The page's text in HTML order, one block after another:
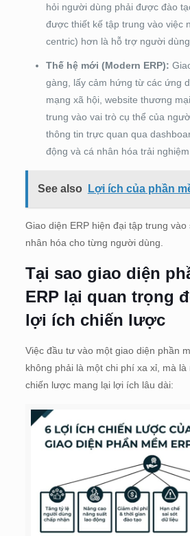
hỏi người dùng phải được đào
được thiết kế tập trung vào việc
centric) hơn là hỗ trợ người
Thế hệ mới (Modern ERP):
gàng, lấy cảm hứng từ các ứng
mạng xã hội, website thương
trung vào vai trò cụ thể của
thông tin trực quan qua
động và cá nhân hóa trải nghiệm.
See also Lợi ích của phần
Giao diện ERP hiện đại tập trung
nhân hóa cho từng người dùng.
Tại sao giao diện
ERP lại quan trọng
lợi ích chiến lược
Việc đầu tư vào một giao diện phần
không phải là một chi phí xa xỉ, mà
chiến lược mang lại lợi ích lâu dài: